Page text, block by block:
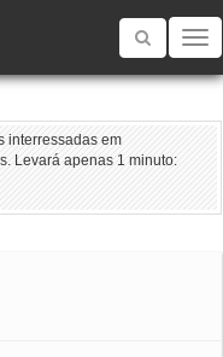
Toggle
interressadas em
Levará apenas 1 minuto: